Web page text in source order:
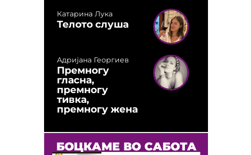
Катарина Лука
Телото слуша
Адријана Георгиев
Премногу
гласна,
премногу
тивка,
премногу жена
БОЦКАМЕ ВО САБОТА